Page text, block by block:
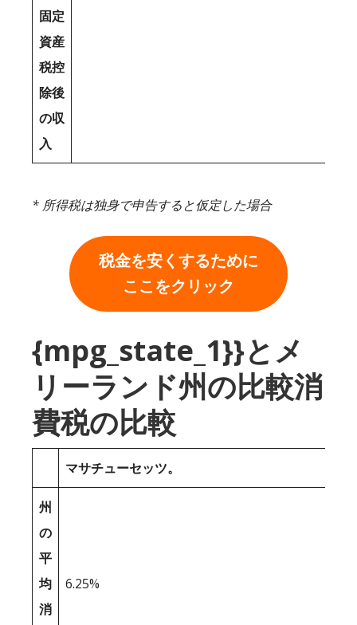
固定
資産
税控
除後
の収
入
* 所得税は独身で申告すると仮定した場合
税金を安くするために
ここをクリック
{mpg_state_1}}とメ
リーランド州の比較消
費税の比較
マサチューセッツ。
州
の
平
均
消
6.25%